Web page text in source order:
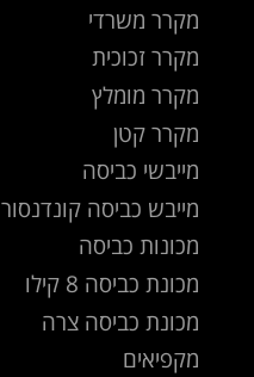
מקרר משרדי
מקרר זכוכית
מקרר מומלץ
מקרר קטן
מייבשי כביסה
מייבש כביסה קונדנסור
מכונות כביסה
מכונת כביסה 8 קילו
מכונת כביסה צרה
מקפיאים